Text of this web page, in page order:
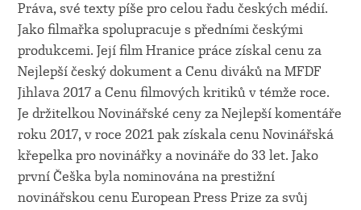
Práva, své texty píše pro celou řadu českých médií.
Jako filmařka spolupracuje s předními českými
produkcemi. Její film Hranice práce získal cenu za
Nejlepší český dokument a Cenu diváků na MFDF
Jihlava 2017 a Cenu filmových kritiků v témže roce.
Je držitelkou Novinářské ceny za Nejlepší komentáře
roku 2017, v roce 2021 pak získala cenu Novinářská
křepelka pro novinářky a novináře do 33 let. Jako
první Češka byla nominována na prestižní
novinářskou cenu European Press Prize za svůj